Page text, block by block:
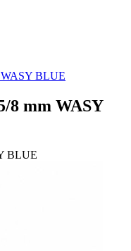
BLUE
8 mm WASY
BLUE